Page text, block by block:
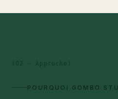
02 — Approche
POURQUOI GOMBO